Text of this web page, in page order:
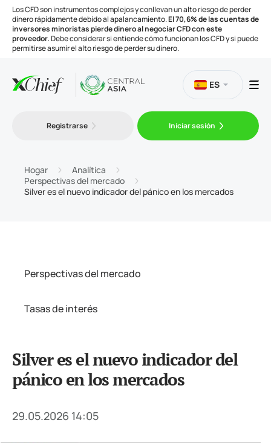
Los CFD son instrumentos complejos y conllevan un alto riesgo de perder
dinero rápidamente debido al apalancamiento.El 70,6% de las cuentas de
inversores minoristas pierde dinero al negociar CFD con este
proveedor.Debe considerar si entiende cómo funcionan los CFD y si puede
permitirse asumir el alto riesgo de perder su dinero.
Herramientas
ES
Registrarse Iniciar sesión
Hogar
Analítica
Perspectivas del mercado
Silver es el nuevo indicador del pánico en los mercados
Perspectivas del mercado
Tasas de interés
Silver es el nuevo indicador del
pánico en los mercados
29.05.2026 14:05